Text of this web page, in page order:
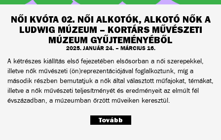
NŐI KVÓTA 02. NŐI ALKOTÓK, ALKOTÓ NŐK A
LUDWIG MÚZEUM – KORTÁRS MŰVÉSZETI
MÚZEUM GYŰJTEMÉNYÉBŐL
2025. JANUÁR 24. – MÁRCIUS 16.
A kétrészes kiállítás első fejezetében elsősorban a női szerepekkel,
illetve nők művészeti (ön)reprezentációjával foglalkoztunk, míg a
második részben bemutatjuk a nők által választott műfajokat, témákat,
illetve a nők művészeti teljesítményét és eredményeit az elmúlt fél
évszázadban, a múzeumban őrzött műveiken keresztül.
Tovább